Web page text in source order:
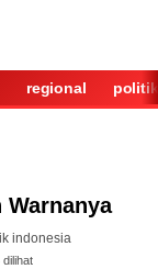
regional politik
Warnanya
indonesia
dilihat